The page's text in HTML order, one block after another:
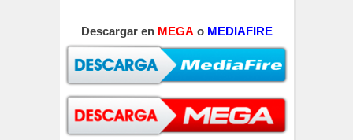
Descargar en MEGA o MEDIAFIRE